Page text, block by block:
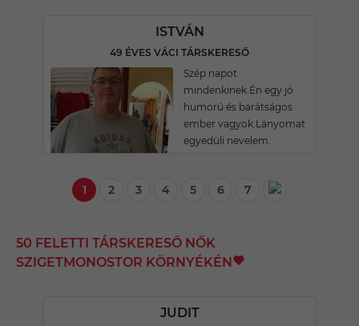
ISTVÁN
49 ÉVES VÁCI TÁRSKERESŐ
Szép napot
mindenkinek.Én egy jó
humorú és barátságos
ember vagyok.Lányomat
egyedüli nevelem.
1 2 3 4 5 6 7
50 FELETTI TÁRSKERESŐ NŐK
SZIGETMONOSTOR KÖRNYÉKÉN
JUDIT